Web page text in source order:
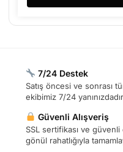
7/24 Destek
Satış öncesi ve sonrası
ekibimiz 7/24
Güvenli Alışveriş
SSL sertifikası ve güvenli
gönül rahatlığıyla